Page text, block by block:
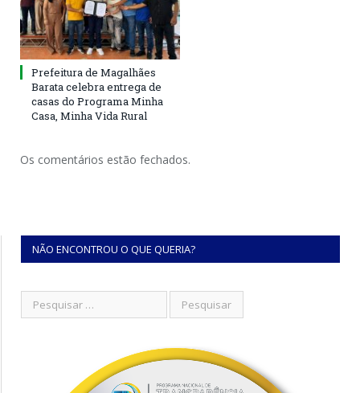
Prefeitura de Magalhães
Barata celebra entrega de
casas do Programa Minha
Casa, Minha Vida Rural
Os comentários estão fechados.
NÃO ENCONTROU O QUE QUERIA?